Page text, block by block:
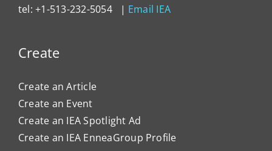
tel: +1-513-232-5054 | Email IEA
Create
Create an Article
Create an Event
Create an IEA Spotlight Ad
Create an IEA EnneaGroup Profile